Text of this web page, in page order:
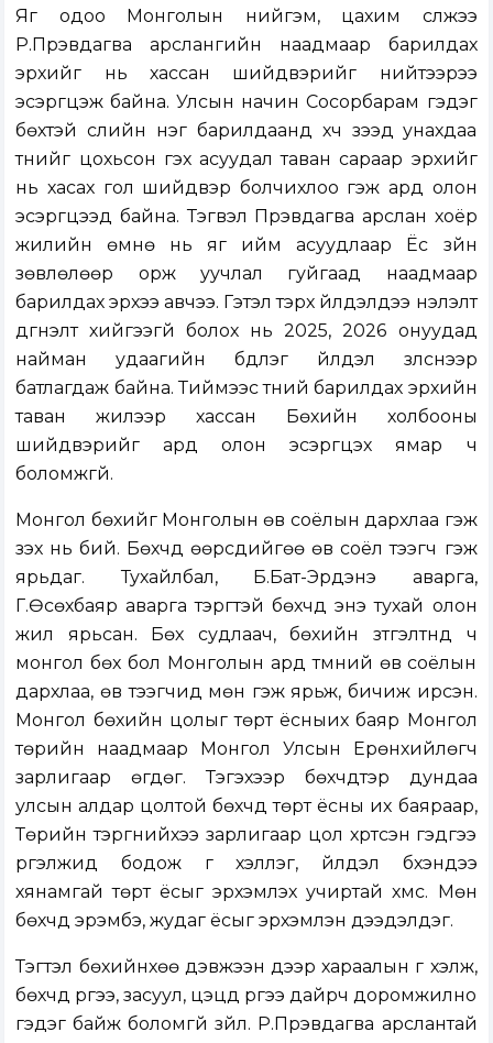
Яг одоо Монголын нийгэм, цахим сүлжээ
Р.Пүрэвдагва арслангийн наадмаар барилдах
эрхийг нь хассан шийдвэрийг нийтээрээ
эсэргүүцэж байна. Улсын начин Сосорбарам гэдэг
бөхтэй сүүлийн нэг барилдаанд хүч үзээд унахдаа
түүнийг цохьсон гэх асуудал таван сараар эрхийг
нь хасах гол шийдвэр болчихлоо гэж ард олон
эсэргүүцээд байна. Тэгвэл Пүрэвдагва арслан хоёр
жилийн өмнө нь яг ийм асуудлаар Ёс зүйн
зөвлөлөөр орж уучлал гуйгаад наадмаар
барилдах эрхээ авчээ. Гэтэл тэрхүү үйлдэлдээ үнэлэлт
дүгнэлт хийгээгүй болох нь 2025, 2026 онуудад
найман удаагийн бүдүүлэг үйлдэл үзүүлснээр
батлагдаж байна. Тиймээс түүний барилдах эрхийн
таван жилээр хассан Бөхийн холбооны
шийдвэрийг ард олон эсэргүүцэх ямар ч
боломжгүй.
Монгол бөхийг Монголын өв соёлын дархлаа гэж
үзэх нь бий. Бөхчүүд өөрсдийгөө өв соёл тээгч гэж
ярьдаг. Тухайлбал, Б.Бат-Эрдэнэ аварга,
Г.Өсөхбаяр аварга тэргүүтэй бөхчүүд энэ тухай олон
жил ярьсан. Бөх судлаач, бөхийн зүтгэлтнүүд ч
монгол бөх бол Монголын ард түмний өв соёлын
дархлаа, өв тээгчид мөн гэж ярьж, бичиж ирсэн.
Монгол бөхийн цолыг төрт ёсныих баяр Монгол
төрийн наадмаар Монгол Улсын Ерөнхийлөгч
зарлигаар өгдөг. Тэгэхээр бөхчүүдтэр дундаа
улсын алдар цолтой бөхчүүд төрт ёсны их баяраар,
Төрийн тэргүүнийхээ зарлигаар цол хүртсэн гэдгээ
үргэлжид бодож үг хэллэг, үйлдэл бүхэндээ
хянамгай төрт ёсыг эрхэмлэх учиртай хүмүүс. Мөн
бөхчүүд эрэмбэ, жудаг ёсыг эрхэмлэн дээдэлдэг.
Тэгтэл бөхийнхөө дэвжээн дээр хараалын үг хэлж,
бөхчүүд рүүгээ, засуул, цэцүүд рүүгээ дайрч доромжилно
гэдэг байж боломгүй зүйл. Р.Пүрэвдагва арслантай